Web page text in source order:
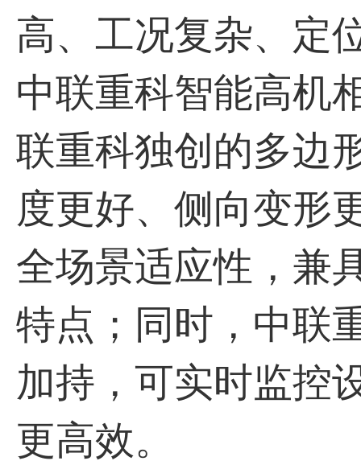
高、工况复杂、定
中联重科智能高机
联重科独创的多边
度更好、侧向变形
全场景适应性，兼
特点；同时，中联
加持，可实时监控
更高效。